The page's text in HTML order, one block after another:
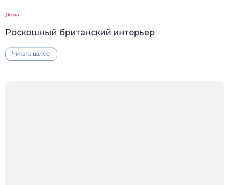
Дома
Роскошный британский интерьер
Читать далее